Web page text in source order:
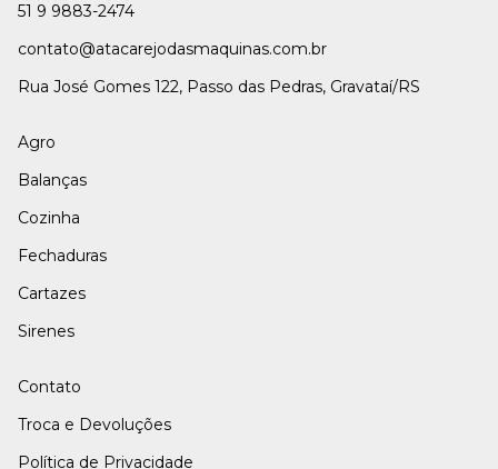
51 9 9883-2474
contato@atacarejodasmaquinas.com.br
Rua José Gomes 122, Passo das Pedras, Gravataí/RS
Agro
Balanças
Cozinha
Fechaduras
Cartazes
Sirenes
Contato
Troca e Devoluções
Política de Privacidade